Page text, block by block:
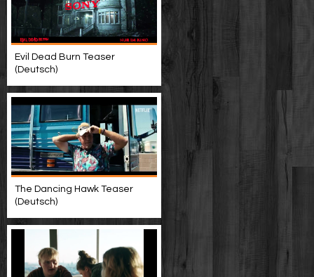
Evil Dead Burn Teaser
(Deutsch)
The Dancing Hawk Teaser
(Deutsch)